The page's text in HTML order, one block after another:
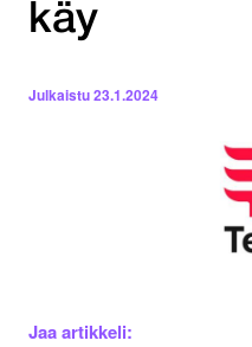
käy
Julkaistu23.1.2024
Jaa artikkeli: